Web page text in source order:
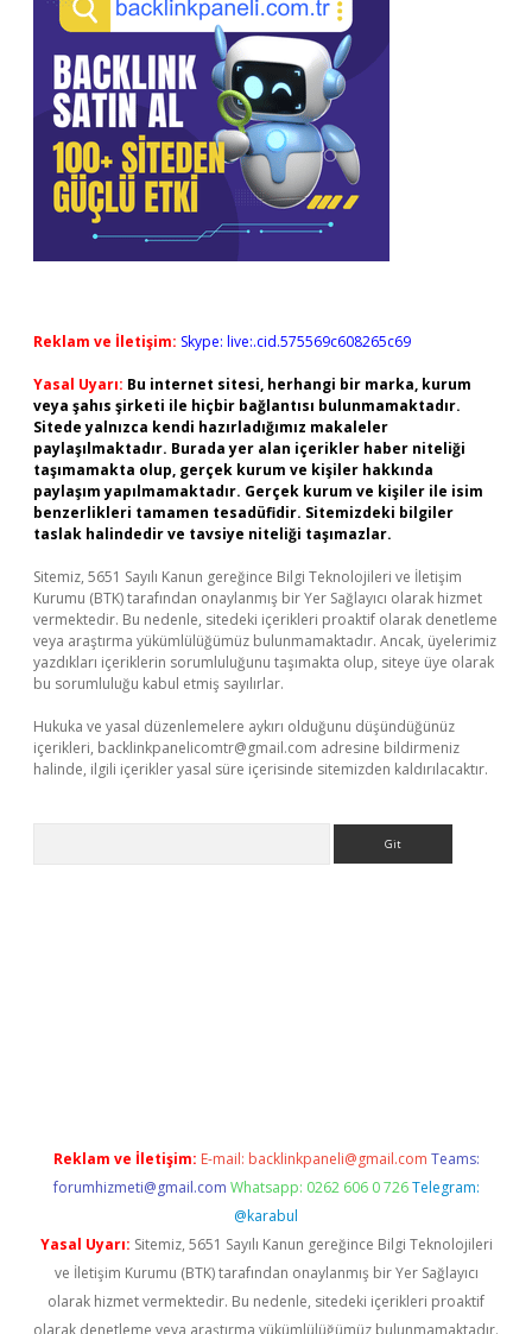
Reklam ve İletişim: Skype: live:.cid.575569c608265c69
Yasal Uyarı: Bu internet sitesi, herhangi bir marka, kurum
veya şahıs şirketi ile hiçbir bağlantısı bulunmamaktadır.
Sitede yalnızca kendi hazırladığımız makaleler
paylaşılmaktadır. Burada yer alan içerikler haber niteliği
taşımamakta olup, gerçek kurum ve kişiler hakkında
paylaşım yapılmamaktadır. Gerçek kurum ve kişiler ile isim
benzerlikleri tamamen tesadüfidir. Sitemizdeki bilgiler
taslak halindedir ve tavsiye niteliği taşımazlar.
Sitemiz, 5651 Sayılı Kanun gereğince Bilgi Teknolojileri ve İletişim
Kurumu (BTK) tarafından onaylanmış bir Yer Sağlayıcı olarak hizmet
vermektedir. Bu nedenle, sitedeki içerikleri proaktif olarak denetleme
veya araştırma yükümlülüğümüz bulunmamaktadır. Ancak, üyelerimiz
yazdıkları içeriklerin sorumluluğunu taşımakta olup, siteye üye olarak
bu sorumluluğu kabul etmiş sayılırlar.
Hukuka ve yasal düzenlemelere aykırı olduğunu düşündüğünüz
içerikleri, backlinkpanelicomtr@gmail.com adresine bildirmeniz
halinde, ilgili içerikler yasal süre içerisinde sitemizden kaldırılacaktır.
Reklam ve İletişim: E-mail: backlinkpaneli@gmail.com Teams:
forumhizmeti@gmail.com Whatsapp: 0262 606 0 726 Telegram:
@karabul
Yasal Uyarı: Sitemiz, 5651 Sayılı Kanun gereğince Bilgi Teknolojileri
ve İletişim Kurumu (BTK) tarafından onaylanmış bir Yer Sağlayıcı
olarak hizmet vermektedir. Bu nedenle, sitedeki içerikleri proaktif
olarak denetleme veya araştırma yükümlülüğümüz bulunmamaktadır.